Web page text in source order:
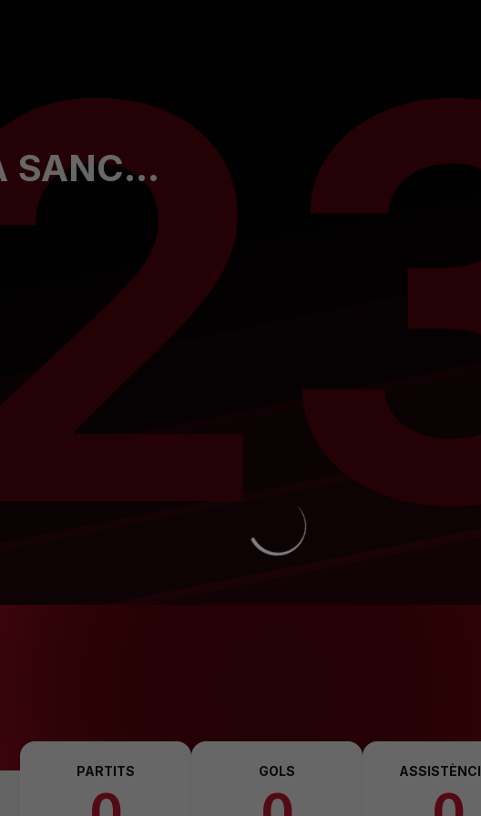
SARA CARANCA SANCHEZ
PARTITS GOLS